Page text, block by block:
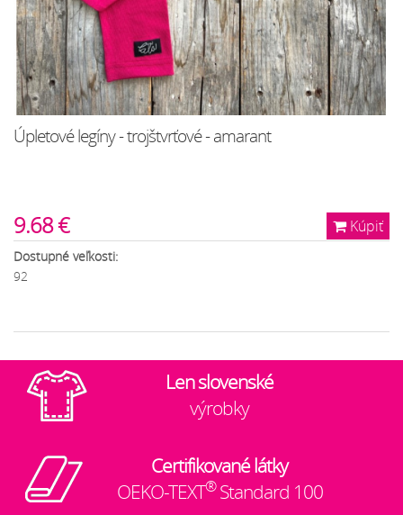
Úpletové legíny - trojštvrťové - amarant
Kúpiť
9.68 €
Dostupné veľkosti:
92
Len slovenské
výrobky
Certifikované látky
OEKO-TEXT®Standard 100